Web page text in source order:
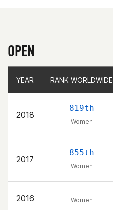
OPEN
YEAR RANK WORLDWIDE
2018
819th
Women
2017
855th
Women
2016 Women
YEAR RANK WORLDWIDE